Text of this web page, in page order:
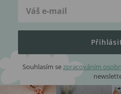
Souhlasím sezpracováním